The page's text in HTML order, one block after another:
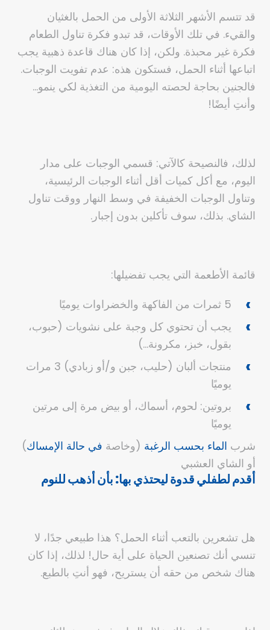
قد تتسم الأشهر الثلاثة الأولى من الحمل بالغثيان
والقيء. في تلك الأوقات، قد تبدو فكرة تناول الطعام
فكرة غير محبذة. ولكن، إذا كان هناك قاعدة ذهبية يجب
اتباعها أثناء الحمل، فستكون هذه: عدم تفويت الوجبات.
فالجنين بحاجة لحصته اليومية من التغذية لكي ينمو…
وأنتِ أيضًا!
لذلك، فالنصيحة كالآتي: قسمي الوجبات على مدار
اليوم، مع أكل كميات أقل أثناء الوجبات الرئيسية،
وتناول الوجبات الخفيفة في وسط النهار ووقت تناول
الشاي. بذلك، سوف تأكلين بدون إجبار.
قائمة الأطعمة التي يجب تفضيلها:
5 ثمرات من الفاكهة والخضراوات يوميًا
يجب أن تحتوي كل وجبة على نشويات (حبوب،
بقول، خبز، مكرونة…)
منتجات ألبان (حليب، جبن و/أو زبادي) 3 مرات
يوميًا
بروتين: لحوم، أسماك، أو بيض مرة إلى مرتين
يوميًا
شرب الماء بحسب الرغبة (وخاصة في حالة الإمساك)
أو الشاي العشبي
أقدم لطفلي قدوة ليحتذي بها: بأن أذهب للنوم
هل تشعرين بالتعب أثناء الحمل؟ هذا طبيعي جدًا، لا
تنسي أنك تصنعين الحياة على أية حال! لذلك، إذا كان
هناك شخص من حقه أن يستريح، فهو أنتِ بالطبع.